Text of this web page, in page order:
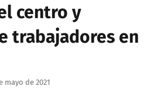
centro y
trabajadores en
mayo de 2021